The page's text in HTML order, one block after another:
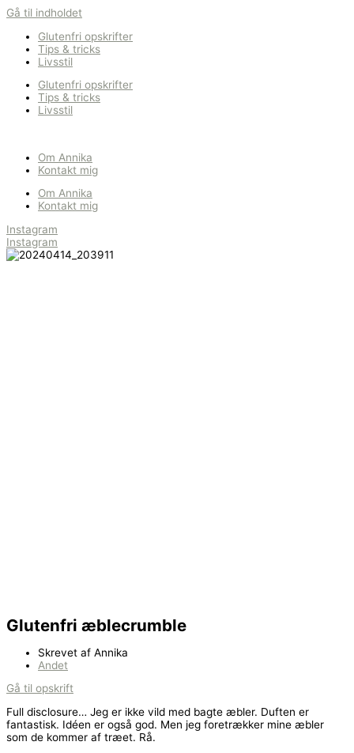
Gå til indholdet
Glutenfri opskrifter
Tips & tricks
Livsstil
Glutenfri opskrifter
Tips & tricks
Livsstil
Om Annika
Kontakt mig
Om Annika
Kontakt mig
Instagram
Instagram
Glutenfri æblecrumble
Skrevet af Annika
Andet
Gå til opskrift
Full disclosure… Jeg er ikke vild med bagte æbler. Duften er
fantastisk. Idéen er også god. Men jeg foretrækker mine æbler
som de kommer af træet. Rå.